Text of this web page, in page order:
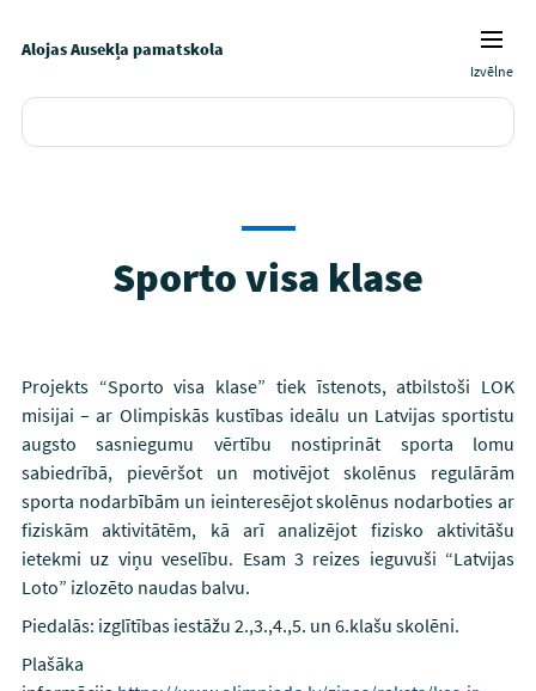
Alojas Ausekļa pamatskola
Izvēlne
Sporto visa klase
Projekts “Sporto visa klase” tiek īstenots, atbilstoši LOK
misijai – ar Olimpiskās kustības ideālu un Latvijas sportistu
augsto sasniegumu vērtību nostiprināt sporta lomu
sabiedrībā, pievēršot un motivējot skolēnus regulārām
sporta nodarbībām un ieinteresējot skolēnus nodarboties ar
fiziskām aktivitātēm, kā arī analizējot fizisko aktivitāšu
ietekmi uz viņu veselību. Esam 3 reizes ieguvuši “Latvijas
Loto” izlozēto naudas balvu.
Piedalās: izglītības iestāžu 2.,3.,4.,5. un 6.klašu skolēni.
Plašāka